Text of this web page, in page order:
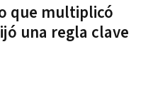
que multiplicó
una regla clave